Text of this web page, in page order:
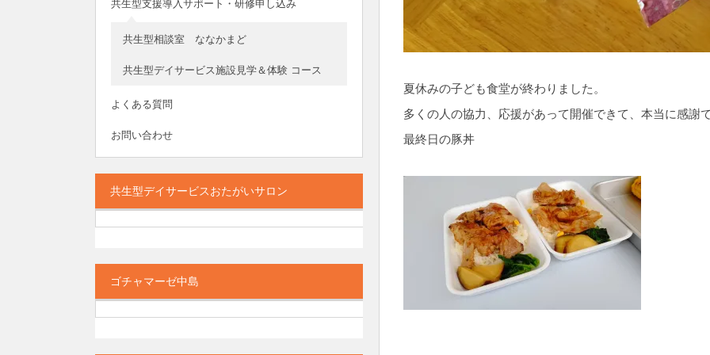
夏休みの子ども食堂が終わりました。
多くの人の協力、応援があって開催できて、本当に感謝
最終日の豚丼
共生型支援導入サポート・研修申し込み
共生型相談室 ななかまど
共生型デイサービス施設見学＆体験 コース
よくある質問
お問い合わせ
共生型デイサービスおたがいサロン
ゴチャマーゼ中島